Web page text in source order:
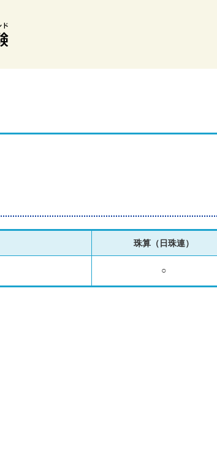
珠算（日珠連）
○